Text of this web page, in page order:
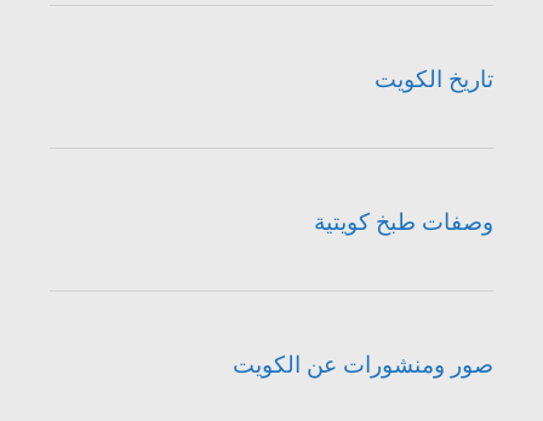
تاريخ الكويت
وصفات طبخ كويتية
صور ومنشورات عن الكويت